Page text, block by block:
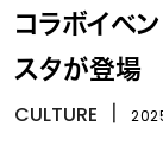
コラボイベ
スタが登場
CULTURE